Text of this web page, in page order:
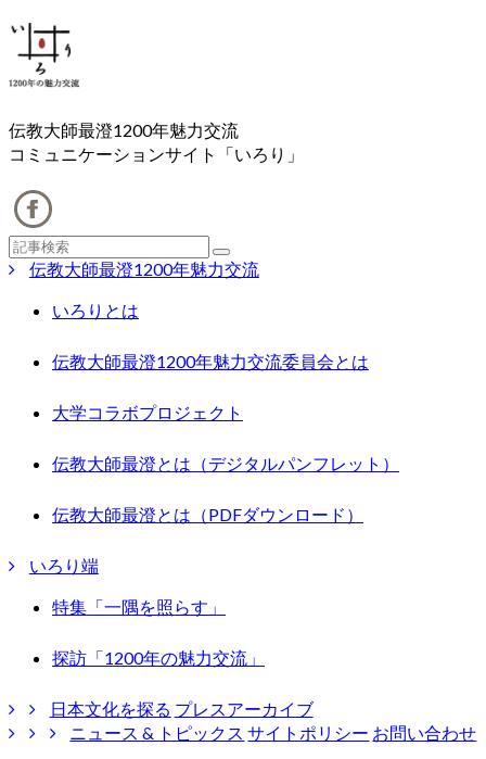
伝教大師最澄1200年魅力交流
コミュニケーションサイト「いろり」
伝教大師最澄1200年魅力交流
いろりとは
伝教大師最澄1200年魅力交流委員会とは
大学コラボプロジェクト
伝教大師最澄とは（デジタルパンフレット）
伝教大師最澄とは（PDFダウンロード）
いろり端
特集「一隅を照らす」
探訪「1200年の魅力交流」
日本文化を探る プレスアーカイブ
ニュース & トピックス サイトポリシー お問い合わせ